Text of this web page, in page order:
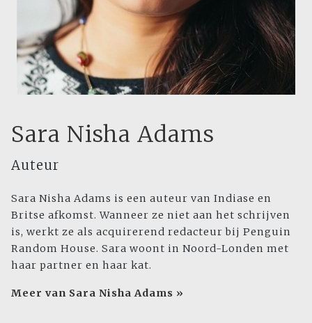
Sara Nisha Adams
Auteur
Sara Nisha Adams is een auteur van Indiase en
Britse afkomst. Wanneer ze niet aan het schrijven
is, werkt ze als acquirerend redacteur bij Penguin
Random House. Sara woont in Noord-Londen met
haar partner en haar kat.
Meer van Sara Nisha Adams »